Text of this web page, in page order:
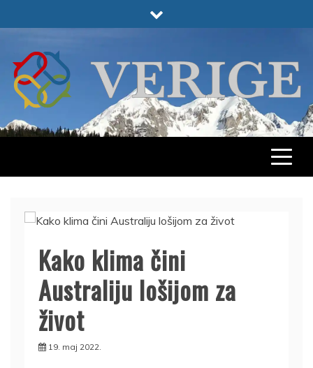
to
VERIGE
ODABRANO
Kako klima čini
Australiju lošijom za
život
19. maj 2022.